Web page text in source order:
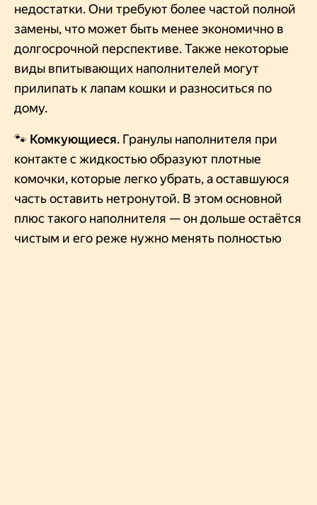
недостатки. Они требуют более частой полной
замены, что может быть менее экономично в
долгосрочной перспективе. Также некоторые
виды впитывающих наполнителей могут
прилипать к лапам кошки и разноситься по
дому.
🐾 Комкующиеся. Гранулы наполнителя при
контакте с жидкостью образуют плотные
комочки, которые легко убрать, а оставшуюся
часть оставить нетронутой. В этом основной
плюс такого наполнителя — он дольше остаётся
чистым и его реже нужно менять полностью